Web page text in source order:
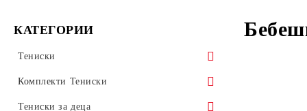
КАТЕГОРИИ
Тениски
Тениски за Двойки
Единични тениски за двойки
Тениски за Имен Ден
Комплекти Тениски
Комплекти Тениски за Коледа
Тениски за деца